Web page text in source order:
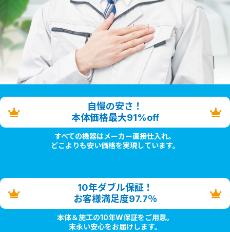
自慢の安さ！
本体価格最大91%off
すべての機器はメーカー直接仕入れ。
どこよりも安い価格を実現しています。
10年ダブル保証！
お客様満足度97.7％
本体＆施工の10年W保証をご用意。
末永い安心をお届けします。